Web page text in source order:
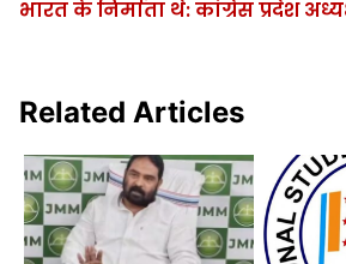
भारत के निर्माता थे: कांग्रेस प्रदेश
Related Articles